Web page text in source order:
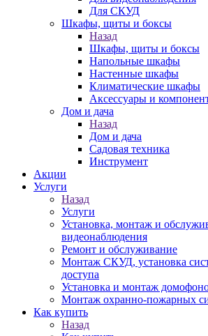
Для СКУД
Шкафы, щиты и боксы
Назад
Шкафы, щиты и боксы
Напольные шкафы
Настенные шкафы
Климатические шкафы
Аксессуары и
Дом и дача
Назад
Дом и дача
Садовая техника
Инструмент
Акции
Услуги
Назад
Услуги
Установка, монтаж и
видеонаблюдения
Ремонт и обслуживание
Монтаж СКУД, установка
доступа
Установка и монтаж
Монтаж охранно-пожарных
Как купить
Назад